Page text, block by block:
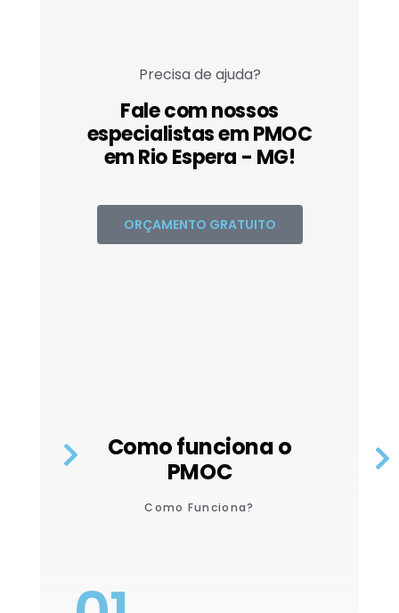
Precisa de ajuda?
Fale com nossos
especialistas em PMOC
em Rio Espera - MG!
ORÇAMENTO GRATUITO
Como funciona o
PMOC
Como Funciona?